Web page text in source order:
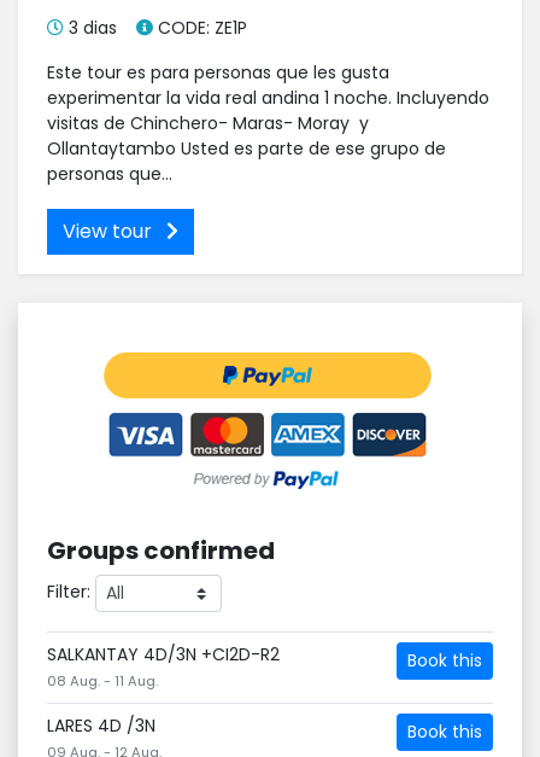
3 dias
CODE: ZE1P
Este tour es para personas que les gusta
experimentar la vida real andina 1 noche. Incluyendo
visitas de Chinchero- Maras- Moray y
Ollantaytambo Usted es parte de ese grupo de
personas que...
View tour
Groups confirmed
Filter:
SALKANTAY 4D/3N +CI2D-R2
08 Aug. - 11 Aug.
Book this
LARES 4D /3N
09 Aug. - 12 Aug.
Book this